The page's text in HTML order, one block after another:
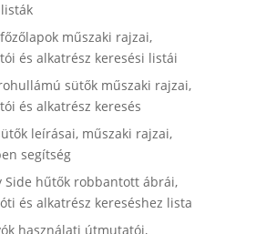
műszaki rajzai,
és alkatrész keresési listái
sütők műszaki rajzai,
és alkatrész keresés
leírásai, műszaki rajzai,
segítség
Side hűtők robbantott ábrái,
és alkatrész kereséshez lista
használati útmutatói,